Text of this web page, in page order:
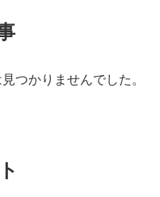
つかりませんでした。